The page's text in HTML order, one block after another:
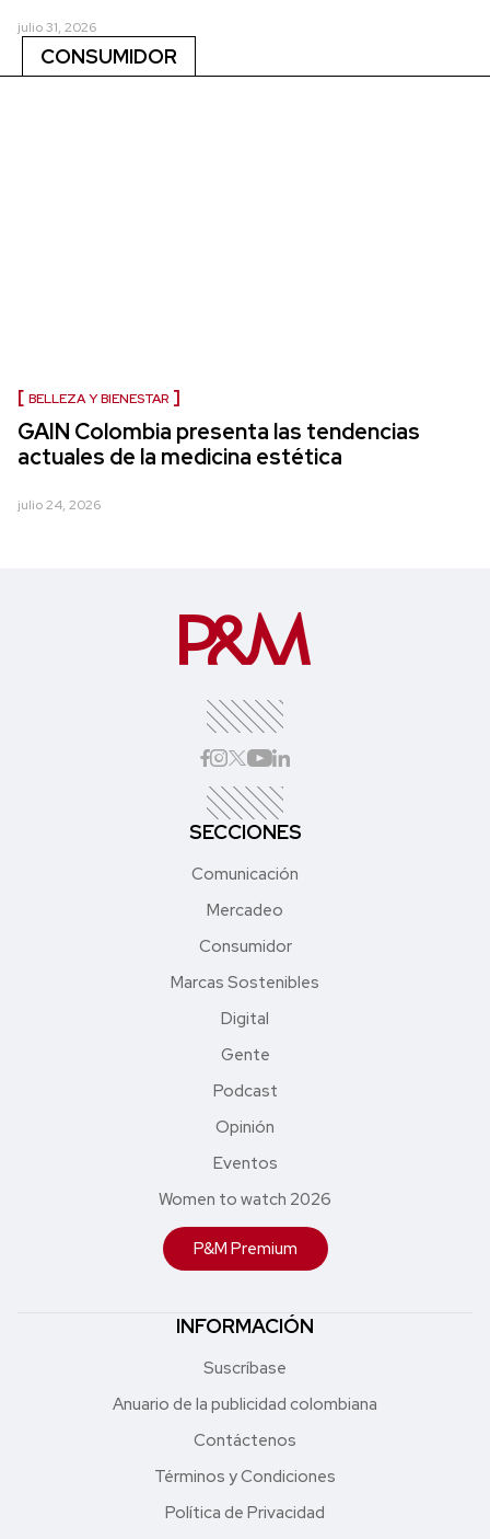
julio 31, 2026
CONSUMIDOR
BELLEZA Y BIENESTAR
GAIN Colombia presenta las tendencias
actuales de la medicina estética
julio 24, 2026
SECCIONES
Comunicación
Mercadeo
Consumidor
Marcas Sostenibles
Digital
Gente
Podcast
Opinión
Eventos
Women to watch 2026
P&M Premium
INFORMACIÓN
Suscríbase
Anuario de la publicidad colombiana
Contáctenos
Términos y Condiciones
Política de Privacidad